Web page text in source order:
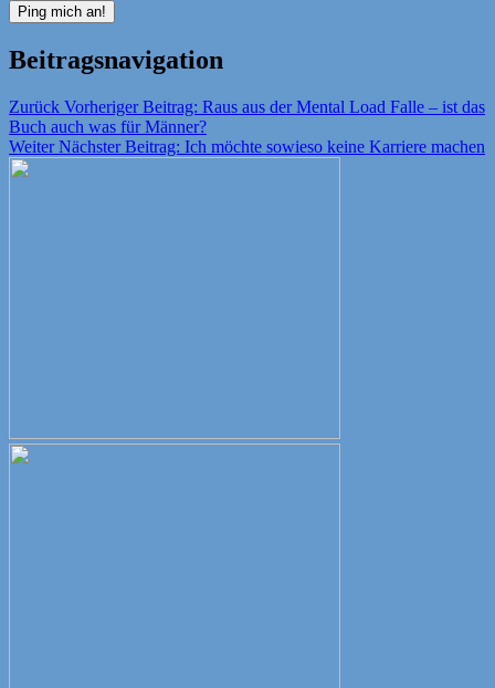
Beitragsnavigation
Zurück Vorheriger Beitrag: Raus aus der Mental Load Falle – ist das
Buch auch was für Männer?
Weiter Nächster Beitrag: Ich möchte sowieso keine Karriere machen